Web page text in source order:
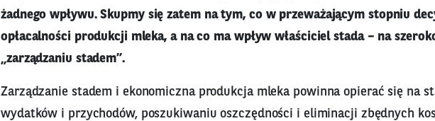
żadnego wpływu. Skupmy się zatem na tym, co w przeważającym stopniu
opłacalności produkcji mleka, a na co ma wpływ właściciel stada – na
„zarządzaniu stadem”.
Zarządzanie stadem i ekonomiczna produkcja mleka powinna opierać się na
wydatków i przychodów, poszukiwaniu oszczędności i eliminacji zbędnych